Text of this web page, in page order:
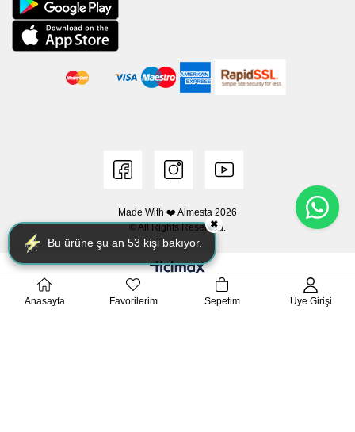
Made With ❤️ Almesta 2026
© All Rights Reserved.
Anasayfa Favorilerim Sepetim Üye Girişi
✖
Bu ürüne şu an 53 kişi bakıyor.